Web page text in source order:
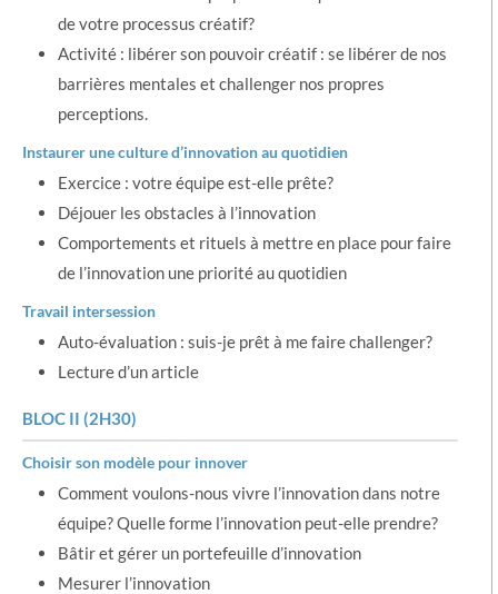
de votre processus créatif?
Activité : libérer son pouvoir créatif : se libérer de nos
barrières mentales et challenger nos propres
perceptions.
Instaurer une culture d’innovation au quotidien
Exercice : votre équipe est-elle prête?
Déjouer les obstacles à l’innovation
Comportements et rituels à mettre en place pour faire
de l’innovation une priorité au quotidien
Travail intersession
Auto-évaluation : suis-je prêt à me faire challenger?
Lecture d’un article
BLOC II (2H30)
Choisir son modèle pour innover
Comment voulons-nous vivre l’innovation dans notre
équipe? Quelle forme l’innovation peut-elle prendre?
Bâtir et gérer un portefeuille d’innovation
Mesurer l’innovation